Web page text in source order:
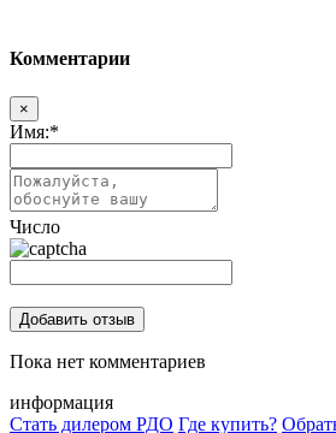
Комментарии
×
Имя:*
Число
Пока нет комментариев
информация
Стать дилером РДО Где купить?